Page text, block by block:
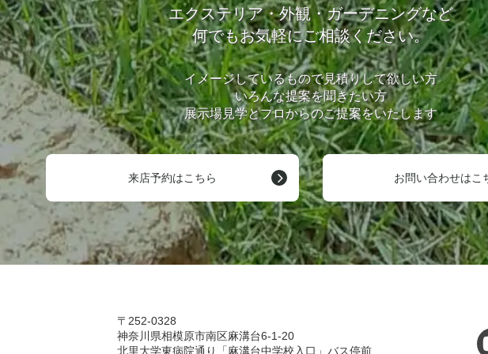
エクステリア・外観・ガーデニングなど
何でもお気軽にご相談ください。
イメージしているもので見積りして欲しい方
いろんな提案を聞きたい方
展示場見学とプロからのご提案をいたします
来店予約はこちら お問い合わせはこ
〒252-0328
神奈川県相模原市南区麻溝台6-1-20
北里大学東病院通り「麻溝台中学校入口」バス停前